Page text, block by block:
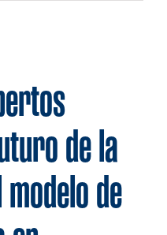
de la
de